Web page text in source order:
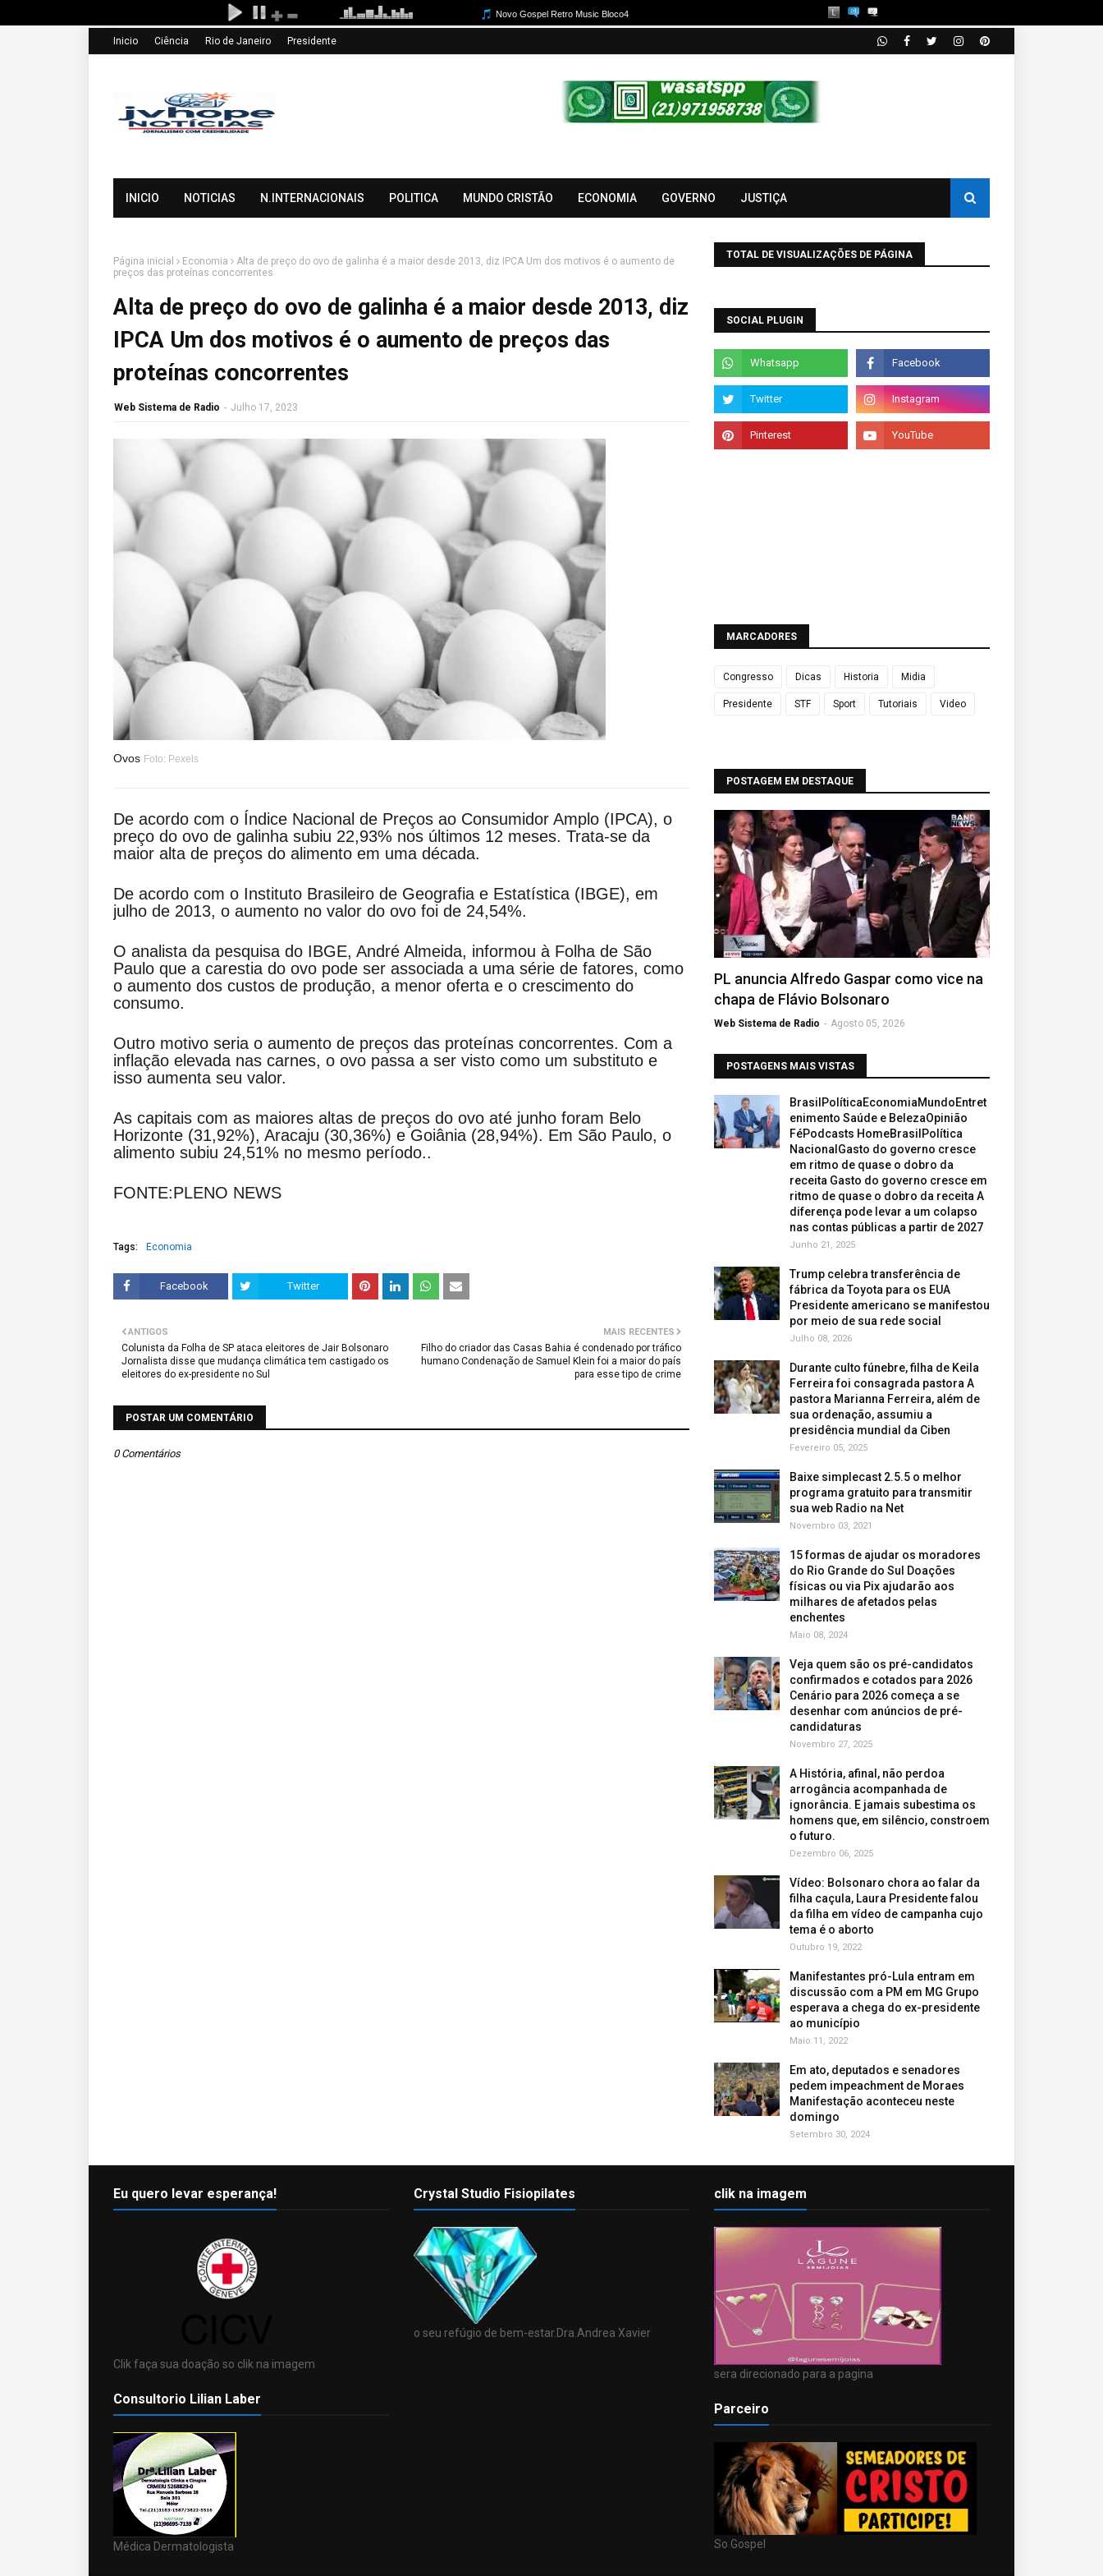
Inicio Ciência Rio de Janeiro Presidente
INICIO NOTICIAS N.INTERNACIONAIS POLITICA MUNDO CRISTÃO ECONOMIA GOVERNO JUSTIÇA
Página inicial Economia
Alta de preço do ovo de galinha é a maior desde 2013, diz IPCA Um dos motivos é o aumento de
preços das proteínas concorrentes
Alta de preço do ovo de galinha é a maior desde 2013, diz
IPCA Um dos motivos é o aumento de preços das
proteínas concorrentes
Web Sistema de Radio - Julho 17, 2023
Ovos Foto: Pexels
De acordo com o Índice Nacional de Preços ao Consumidor Amplo (IPCA), o
preço do ovo de galinha subiu 22,93% nos últimos 12 meses. Trata-se da
maior alta de preços do alimento em uma década.
De acordo com o Instituto Brasileiro de Geografia e Estatística (IBGE), em
julho de 2013, o aumento no valor do ovo foi de 24,54%.
O analista da pesquisa do IBGE, André Almeida, informou à Folha de São
Paulo que a carestia do ovo pode ser associada a uma série de fatores, como
o aumento dos custos de produção, a menor oferta e o crescimento do
consumo.
Outro motivo seria o aumento de preços das proteínas concorrentes. Com a
inflação elevada nas carnes, o ovo passa a ser visto como um substituto e
isso aumenta seu valor.
As capitais com as maiores altas de preços do ovo até junho foram Belo
Horizonte (31,92%), Aracaju (30,36%) e Goiânia (28,94%). Em São Paulo, o
alimento subiu 24,51% no mesmo período..
FONTE:PLENO NEWS
Tags: Economia
Facebook Twitter
MAIS RECENTES
Filho do criador das Casas Bahia é condenado por tráfico
humano Condenação de Samuel Klein foi a maior do país
para esse tipo de crime
ANTIGOS
Colunista da Folha de SP ataca eleitores de Jair Bolsonaro
Jornalista disse que mudança climática tem castigado os
eleitores do ex-presidente no Sul
POSTAR UM COMENTÁRIO
0 Comentários
TOTAL DE VISUALIZAÇÕES DE PÁGINA
SOCIAL PLUGIN
MARCADORES
Congresso Dicas Historia Midia
Presidente STF Sport Tutoriais Video
POSTAGEM EM DESTAQUE
PL anuncia Alfredo Gaspar como vice na
chapa de Flávio Bolsonaro
Web Sistema de Radio - Agosto 05, 2026
POSTAGENS MAIS VISTAS
BrasilPolíticaEconomiaMundoEntret
enimento Saúde e BelezaOpinião
FéPodcasts HomeBrasilPolítica
NacionalGasto do governo cresce
em ritmo de quase o dobro da
receita Gasto do governo cresce em
ritmo de quase o dobro da receita A
diferença pode levar a um colapso
nas contas públicas a partir de 2027
Junho 21, 2025
Trump celebra transferência de
fábrica da Toyota para os EUA
Presidente americano se manifestou
por meio de sua rede social
Julho 08, 2026
Durante culto fúnebre, filha de Keila
Ferreira foi consagrada pastora A
pastora Marianna Ferreira, além de
sua ordenação, assumiu a
presidência mundial da Ciben
Fevereiro 05, 2025
Baixe simplecast 2.5.5 o melhor
programa gratuito para transmitir
sua web Radio na Net
Novembro 03, 2021
15 formas de ajudar os moradores
do Rio Grande do Sul Doações
físicas ou via Pix ajudarão aos
milhares de afetados pelas
enchentes
Maio 08, 2024
Veja quem são os pré-candidatos
confirmados e cotados para 2026
Cenário para 2026 começa a se
desenhar com anúncios de pré-
candidaturas
Novembro 27, 2025
A História, afinal, não perdoa
arrogância acompanhada de
ignorância. E jamais subestima os
homens que, em silêncio, constroem
o futuro.
Dezembro 06, 2025
Vídeo: Bolsonaro chora ao falar da
filha caçula, Laura Presidente falou
da filha em vídeo de campanha cujo
tema é o aborto
Outubro 19, 2022
Manifestantes pró-Lula entram em
discussão com a PM em MG Grupo
esperava a chega do ex-presidente
ao município
Maio 11, 2022
Em ato, deputados e senadores
pedem impeachment de Moraes
Manifestação aconteceu neste
domingo
Setembro 30, 2024
Eu quero levar esperança!
Clik faça sua doação so clik na imagem
Consultorio Lilian Laber
Médica Dermatologista
Crystal Studio Fisiopilates
o seu refúgio de bem-estar.Dra.Andrea Xavier
clik na imagem
sera direcionado para a pagina
Parceiro
So Gospel